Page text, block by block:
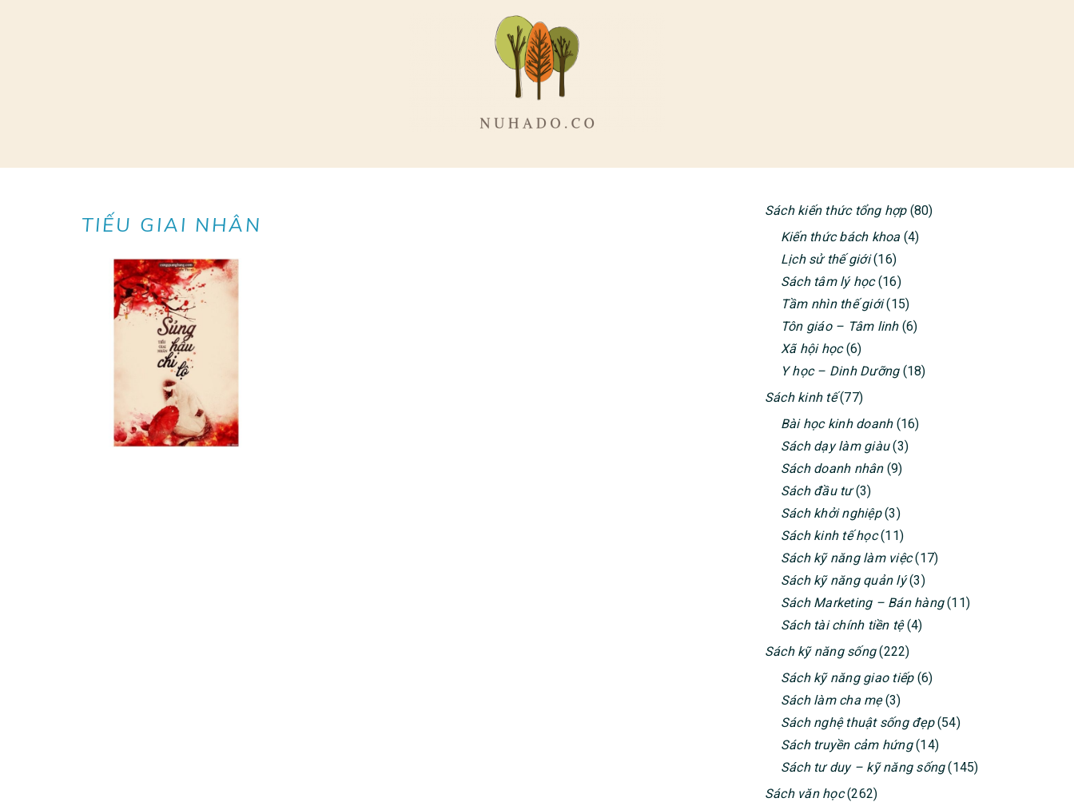
TIẾU GIAI NHÂN
PRIMARY
SIDEBAR
Sách kiến thức tổng hợp(80)
Kiến thức bách khoa (4)
Lịch sử thế giới(16)
Sách tâm lý học(16)
Tầm nhìn thế giới(15)
Tôn giáo – Tâm linh(6)
Xã hội học(6)
Y học – Dinh Dưỡng(18)
Sách kinh tế(77)
Bài học kinh doanh(16)
Sách dạy làm giàu(3)
Sách doanh nhân(9)
Sách đầu tư(3)
Sách khởi nghiệp(3)
Sách kinh tế học(11)
Sách kỹ năng làm việc(17)
Sách kỹ năng quản lý(3)
Sách Marketing – Bán hàng(11)
Sách tài chính tiền tệ(4)
Sách kỹ năng sống(222)
Sách kỹ năng giao tiếp(6)
Sách làm cha mẹ(3)
Sách nghệ thuật sống đẹp(54)
Sách truyền cảm hứng(14)
Sách tư duy – kỹ năng sống(145)
Sách văn học(262)